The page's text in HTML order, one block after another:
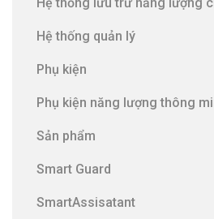
Hệ thống quản lý
Phụ kiện
Phụ kiện năng lượng thông
Sản phẩm
Smart Guard
SmartAssisatant